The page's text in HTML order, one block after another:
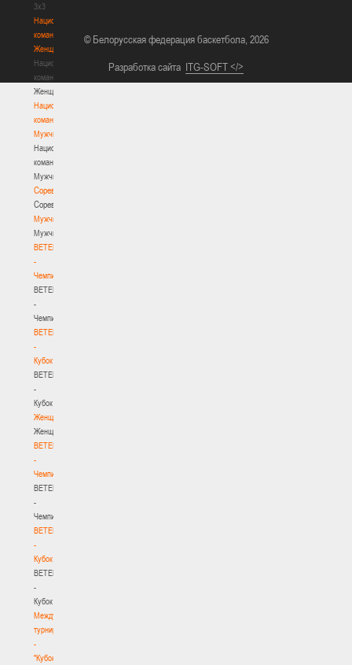
3х3
Национальная
команда.
Женщины
Национальная
команда.
Женщины
Национальная
команда.
Мужчины
Национальная
команда.
Мужчины
Соревнования
Соревнования
Мужчины
Мужчины
BETERA
-
Чемпионат
BETERA
-
Чемпионат
BETERA
-
Кубок
BETERA
-
Кубок
Женщины
Женщины
BETERA
-
Чемпионат
BETERA
-
Чемпионат
BETERA
-
Кубок
BETERA
-
Кубок
Международный
турнир
-
"Кубок
© Белорусская федерация баскетбола, 2026
Разработка сайта ITG-SOFT </>